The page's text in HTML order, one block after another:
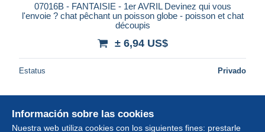
07016B - FANTAISIE - 1er AVRIL Devinez qui vous
l'envoie ? chat pêchant un poisson globe - poisson et chat
découpis
± 6,94 US$
Estatus Privado
Nuevo
Información sobre las cookies
Nuestra web utiliza cookies con los siguientes fines: prestarle